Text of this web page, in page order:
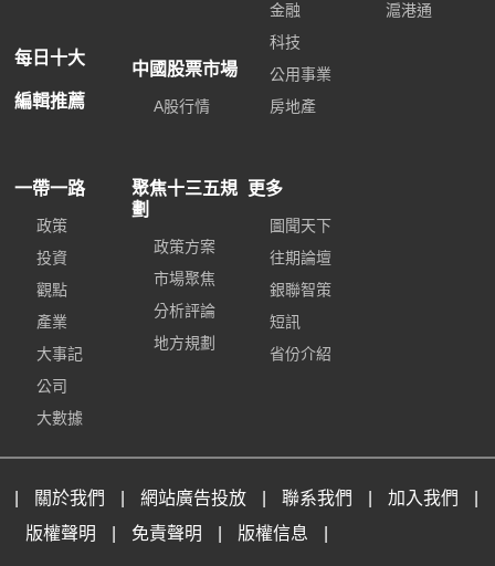
每日十大
編輯推薦
中國股票市場
A股行情
金融
科技
公用事業
房地產
滬港通
一帶一路
政策
投資
觀點
產業
大事記
公司
大數據
聚焦十三五規
劃
政策方案
市場聚焦
分析評論
地方規劃
更多
圖聞天下
往期論壇
銀聯智策
短訊
省份介紹
關於我們 網站廣告投放 聯系我們 加入我們
版權聲明
免責聲明 版權信息